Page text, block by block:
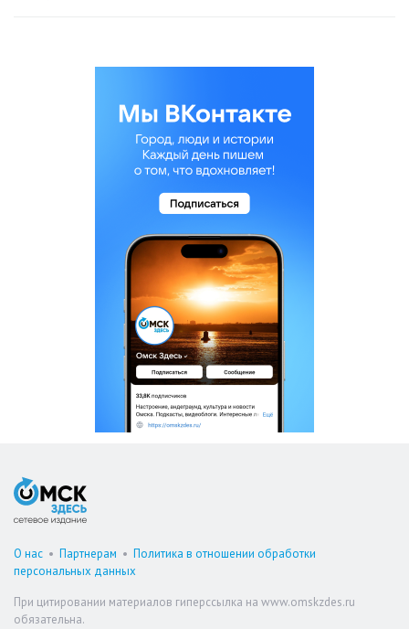
О нас • Партнерам • Политика в отношении обработки
персональных данных
При цитировании материалов гиперссылка на www.omskzdes.ru
обязательна.